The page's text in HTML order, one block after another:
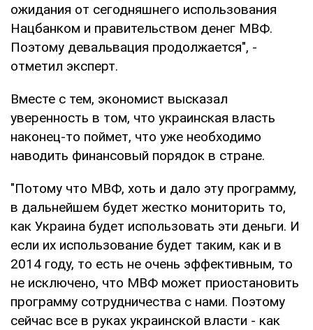
ожидания от сегодняшнего использования
Нацбанком и правительством денег МВФ.
Поэтому девальвация продолжается", -
отметил эксперт.
Вместе с тем, экономист высказал
уверенность в том, что украинская власть
наконец-то поймет, что уже необходимо
наводить финансовый порядок в стране.
"Потому что МВФ, хоть и дало эту программу,
в дальнейшем будет жестко мониторить то,
как Украина будет использовать эти деньги. И
если их использование будет таким, как и в
2014 году, то есть не очень эффективным, то
не исключено, что МВФ может приостановить
программу сотрудничества с нами. Поэтому
сейчас все в руках украинской власти - как